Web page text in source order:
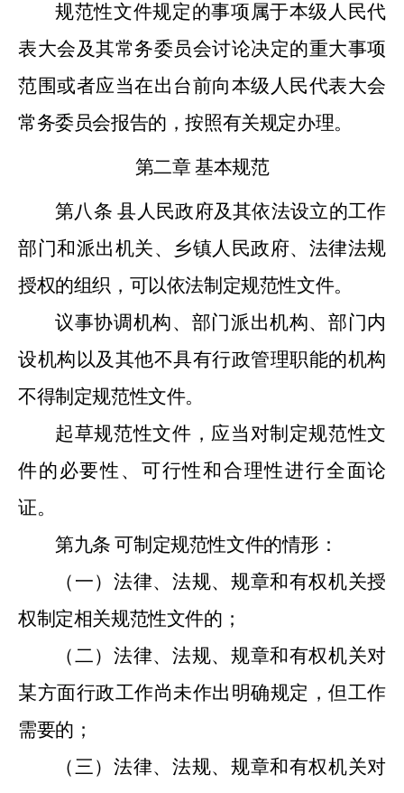
规范性文件规定的事项属于本级人民代
表大会及其常务委员会讨论决定的重大事项
范围或者应当在出台前向本级人民代表大会
常务委员会报告的，按照有关规定办理。
第二章基本规范
第八条 县人民政府及其依法设立的工作
部门和派出机关、乡镇人民政府、法律法规
授权的组织，可以依法制定规范性文件。
议事协调机构、部门派出机构、部门内
设机构以及其他不具有行政管理职能的机构
不得制定规范性文件。
起草规范性文件，应当对制定规范性文
件的必要性、可行性和合理性进行全面论
证。
第九条 可制定规范性文件的情形：
（一）法律、法规、规章和有权机关授
权制定相关规范性文件的；
（二）法律、法规、规章和有权机关对
某方面行政工作尚未作出明确规定，但工作
需要的；
（三）法律、法规、规章和有权机关对